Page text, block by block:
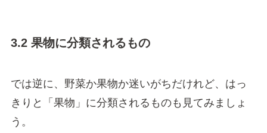
3.2 果物に分類されるもの
では逆に、野菜か果物か迷いがちだけれど、はっ
きりと「果物」に分類されるものも見てみましょ
う。